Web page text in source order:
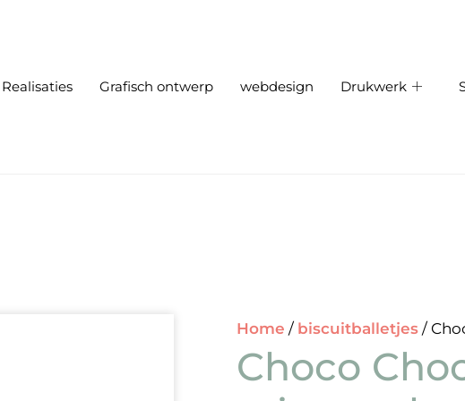
Realisaties Grafisch ontwerp webdesign Drukwerk
Home / biscuitballetjes /
Choco